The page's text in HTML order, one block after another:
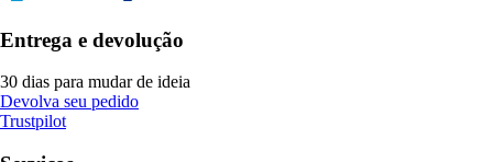
Entrega e devolução
30 dias para mudar de ideia
Devolva seu pedido
Trustpilot